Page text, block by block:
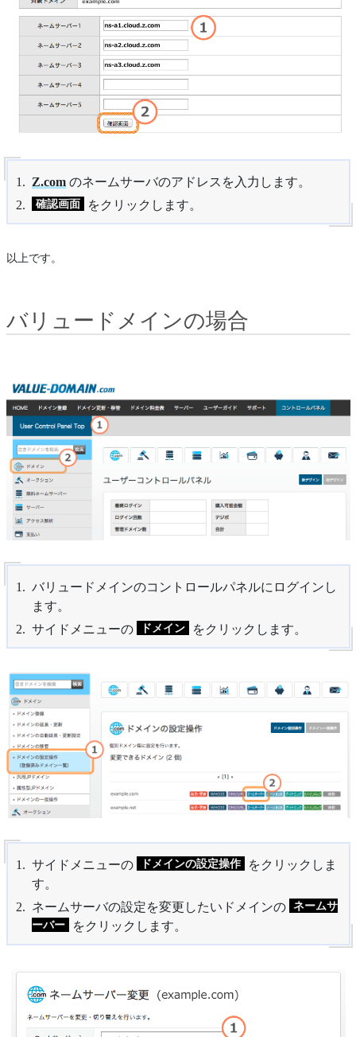
Z.comのネームサーバのアドレスを入力します。
確認画面 をクリックします。
以上です。
バリュードメインの場合
バリュードメインのコントロールパネルにログインし
ます。
サイドメニューの
ドメイン をクリックします。
サイドメニューの ドメインの設定操作
をクリックしま
す。
ネームサーバの設定を変更したいドメインの ネームサ
ーバー
をクリックします。